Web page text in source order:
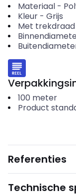
Materiaal-
Kleur- Grijs
Met trekdraad
100 meter
Product
Referenties
Technische